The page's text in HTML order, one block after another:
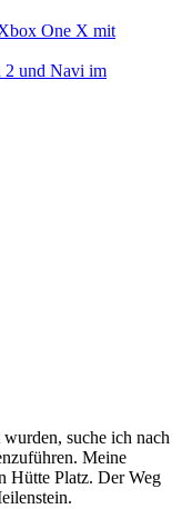
One X mit
und Navi im
suche ich nach
Meine
Hütte Platz. Der Weg